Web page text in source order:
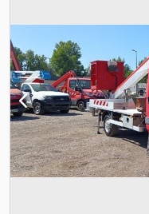
szervokormány, Iveco
Munkamagasság: 16 m
220 Gyártási év: 2014/09
78 kW Hengerűrtartalom
munkaállvány, használt
össztömeg (GVW): 3 500
száma: 2 Váltó: Kézi
szervókormány
van, a motor és a
Az ár NETTÓ export